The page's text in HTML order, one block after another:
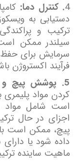
4. کنترل دما:
دستیابی به
ترکیب و
سیلندر ممکن
سرمایش برای
فرآیند اکستروژن
5. پوشش پیچ و مقاومت در برابر سایش:
کردن مواد پلیمری
است شامل مواد
اجزای در حال
پیچ، ممکن است
داده شود یا
ماهیت ساینده